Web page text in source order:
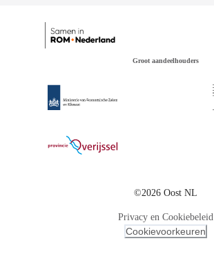
Groot aandeelhouders
©2026 Oost NL
Privacy en Cookiebeleid
Cookievoorkeuren